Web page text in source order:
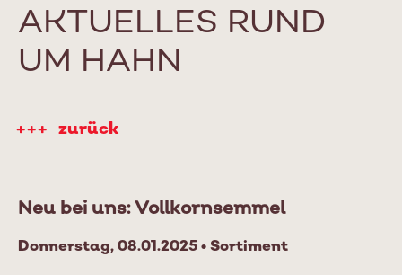
AKTUELLES RUND
UM HAHN
zurück
Neu bei uns: Vollkornsemmel
Donnerstag, 08.01.2025 • Sortiment